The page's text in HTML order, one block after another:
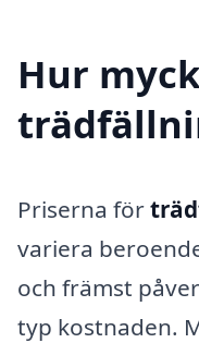
Hur
Priserna för
variera
och främst
typ kostnaden.